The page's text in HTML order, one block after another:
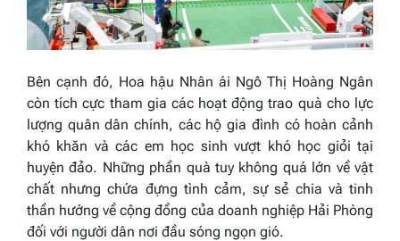
Bên cạnh đó, Hoa hậu Nhân ái Ngô Thị Hoàng Ngân
còn tích cực tham gia các hoạt động trao quà cho lực
lượng quân dân chính, các hộ gia đình có hoàn cảnh
khó khăn và các em học sinh vượt khó học giỏi tại
huyện đảo. Những phần quà tuy không quá lớn về vật
chất nhưng chứa đựng tình cảm, sự sẻ chia và tinh
thần hướng về cộng đồng của doanh nghiệp Hải Phòng
đối với người dân nơi đầu sóng ngọn gió.